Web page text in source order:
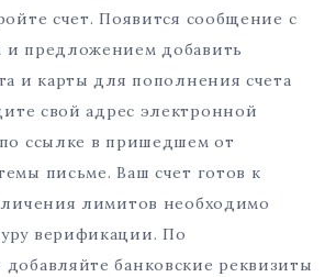
счет. Появится сообщение с
и предложением добавить
и карты для пополнения счета
свой адрес электронной
ссылке в пришедшем от
письме. Ваш счет готов к
лимитов необходимо
верификации. По
банковские реквизиты